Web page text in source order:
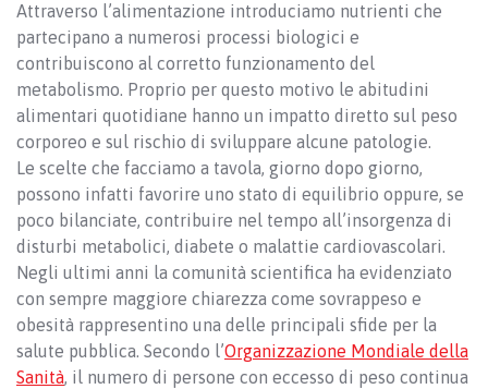
Attraverso l’alimentazione introduciamo nutrienti che
partecipano a numerosi processi biologici e
contribuiscono al corretto funzionamento del
metabolismo. Proprio per questo motivo le abitudini
alimentari quotidiane hanno un impatto diretto sul peso
corporeo e sul rischio di sviluppare alcune patologie.
Le scelte che facciamo a tavola, giorno dopo giorno,
possono infatti favorire uno stato di equilibrio oppure, se
poco bilanciate, contribuire nel tempo all’insorgenza di
disturbi metabolici, diabete o malattie cardiovascolari.
Negli ultimi anni la comunità scientifica ha evidenziato
con sempre maggiore chiarezza come sovrappeso e
obesità rappresentino una delle principali sfide per la
salute pubblica. Secondo l’Organizzazione Mondiale della
Sanità, il numero di persone con eccesso di peso continua